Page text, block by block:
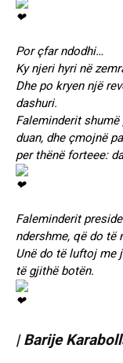
Por çfar ndodhi…
Ky njeri hyri në
Dhe po kryen një
dashuri.
Faleminderit
duan, dhe çmojnë
per thënë forteee:
Faleminderit
ndershme, që do të
Unë do të luftoj me
të gjithë botën.
| Barije